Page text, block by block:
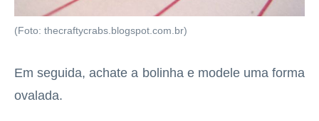
(Foto: thecraftycrabs.blogspot.com.br)
Em seguida, achate a bolinha e modele uma forma
ovalada.